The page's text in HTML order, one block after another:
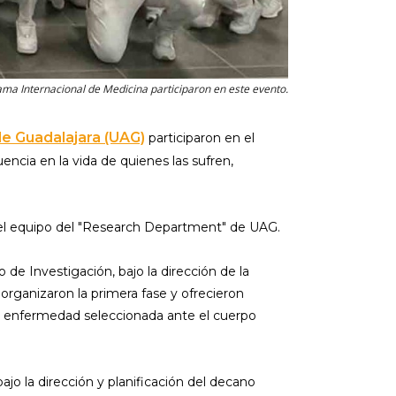
Internacional de Medicina participaron en este evento.
Guadalajara (UAG) participaron en el
en la vida de quienes las sufren,
del "Research Department" de UAG.
Investigación, bajo la dirección de la
la primera fase y ofrecieron
seleccionada ante el cuerpo
la dirección y planificación del decano